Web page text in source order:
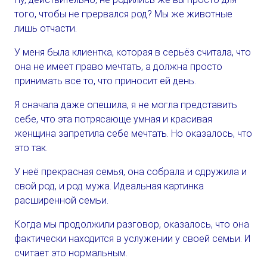
того, чтобы не прервался род? Мы же животные
лишь отчасти.
У меня была клиентка, которая в серьёз считала, что
она не имеет право мечтать, а должна просто
принимать все то, что приносит ей день.
Я сначала даже опешила, я не могла представить
себе, что эта потрясающе умная и красивая
женщина запретила себе мечтать. Но оказалось, что
это так.
У неё прекрасная семья, она собрала и сдружила и
свой род, и род мужа. Идеальная картинка
расширенной семьи.
Когда мы продолжили разговор, оказалось, что она
фактически находится в услужении у своей семьи. И
считает это нормальным.